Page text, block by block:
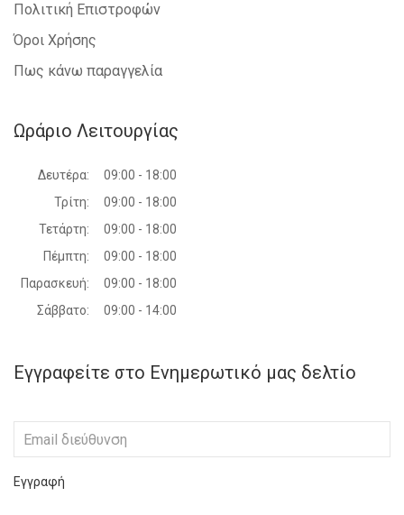
Πολιτική Επιστροφών
Όροι Χρήσης
Πως κάνω παραγγελία
Ωράριο Λειτουργίας
Δευτέρα:
09:00 - 18:00
Τρίτη:
09:00 - 18:00
Τετάρτη:
09:00 - 18:00
Πέμπτη:
09:00 - 18:00
Παρασκευή:
09:00 - 18:00
Σάββατο:
09:00 - 14:00
Εγγραφείτε στο Ενημερωτικό μας δελτίο
Εγγραφή